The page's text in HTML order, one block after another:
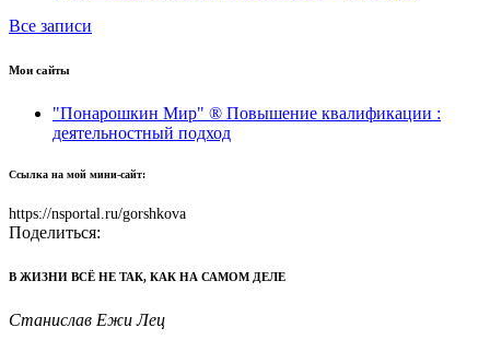
Все записи
Мои сайты
"Понарошкин Мир" ® Повышение квалификации :
деятельностный подход
Ссылка на мой мини-сайт:
https://nsportal.ru/gorshkova
Поделиться:
В ЖИЗНИ ВСЁ НЕ ТАК, КАК НА САМОМ ДЕЛЕ
Станислав Ежи Лец